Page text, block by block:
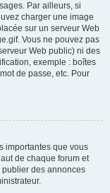
Par ailleurs, si
charger une image
sur un serveur Web
Vous ne pouvez pas
Web public) ni des
exemple : boîtes
de passe, etc. Pour
importantes que vous
de chaque forum et
publier des annonces